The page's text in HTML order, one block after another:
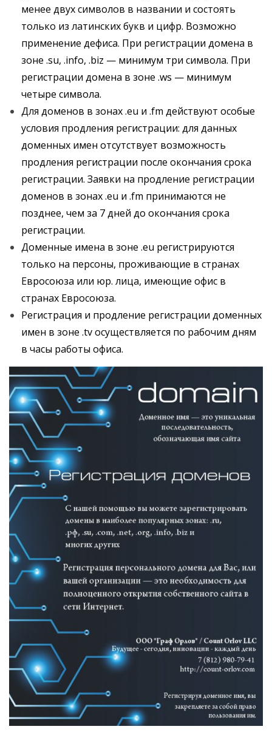
менее двух символов в названии и состоять
только из латинских букв и цифр. Возможно
применение дефиса. При регистрации домена в
зоне .su, .info, .biz — минимум три символа. При
регистрации домена в зоне .ws — минимум
четыре символа.
Для доменов в зонах .eu и .fm действуют особые
условия продления регистрации: для данных
доменных имен отсутствует возможность
продления регистрации после окончания срока
регистрации. Заявки на продление регистрации
доменов в зонах .eu и .fm принимаются не
позднее, чем за 7 дней до окончания срока
регистрации.
Доменные имена в зоне .eu регистрируются
только на персоны, проживающие в странах
Евросоюза или юр. лица, имеющие офис в
странах Евросоюза.
Регистрация и продление регистрации доменных
имен в зоне .tv осуществляется по рабочим дням
в часы работы офиса.